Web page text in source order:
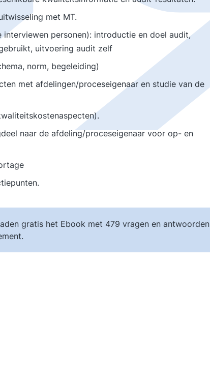
met MT.
personen): introductie en doel audit,
uitvoering audit zelf
norm, begeleiding)
met afdelingen/proceseigenaar en studie van de
naar de afdeling/proceseigenaar voor op- en
gratis het Ebook met 479 vragen en antwoorden